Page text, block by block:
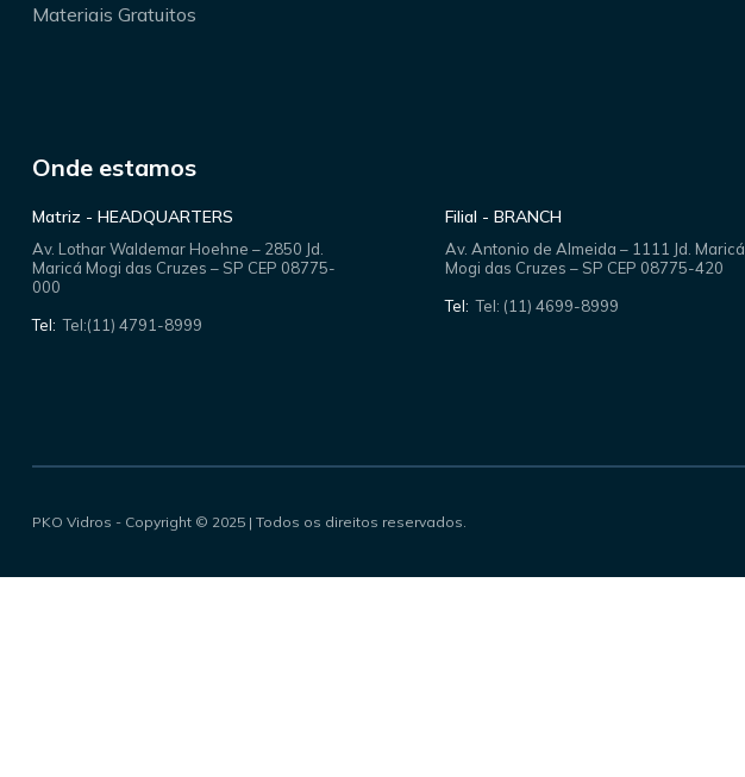
Materiais Gratuitos
Onde estamos
Matriz - HEADQUARTERS
Av. Lothar Waldemar Hoehne – 2850 Jd.
Maricá Mogi das Cruzes – SP CEP 08775-
000
Tel: Tel:(11) 4791-8999
Filial - BRANCH
Av. Antonio de Almeida – 1111 Jd. Maricá
Mogi das Cruzes – SP CEP 08775-420
Tel: Tel: (11) 4699-8999
PKO Vidros - Copyright © 2025 | Todos os direitos reservados.